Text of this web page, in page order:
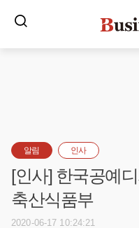
알림 인사
[인사] 한국공예
축산식품부
2020-06-17 10:24:21